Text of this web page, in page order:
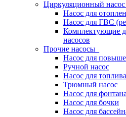
Циркуляционный насос
Насос для
Насос для ГВС
Комплектующие
насосов
Прочие насосы
Насос для
Ручной насос
Насос для топлива
Трюмный насос
Насос для фонтана
Насос для бочки
Насос для